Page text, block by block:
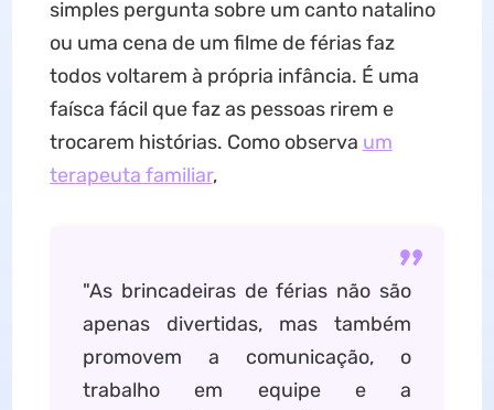
simples pergunta sobre um canto natalino
ou uma cena de um filme de férias faz
todos voltarem à própria infância. É uma
faísca fácil que faz as pessoas rirem e
trocarem histórias. Como observa um
terapeuta familiar,
"As brincadeiras de férias não são
apenas divertidas, mas também
promovem a comunicação, o
trabalho em equipe e a